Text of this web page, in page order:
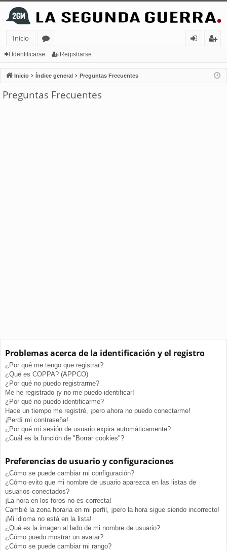
Inicio
or
os
nt
ifi
ist
ra
Identificarse Registrarse
Inicio Índice general Preguntas Frecuentes
Preguntas Frecuentes
Problemas acerca de la identificación y el registro
¿Por qué me tengo que registrar?
¿Qué es COPPA? (APPCO)
¿Por qué no puedo registrarme?
Me he registrado ¡y no me puedo identificar!
¿Por qué no puedo identificarme?
Hace un tiempo me registré, ¡pero ahora no puedo conectarme!
¡Perdí mi contraseña!
¿Por qué mi sesión de usuario expira automáticamente?
¿Cuál es la función de "Borrar cookies"?
Preferencias de usuario y configuraciones
¿Cómo se puede cambiar mi configuración?
¿Cómo evito que mi nombre de usuario aparezca en las listas de
usuarios conectados?
¡La hora en los foros no es correcta!
Cambié la zona horaria en mi perfil, ¡pero la hora sigue siendo incorrecto!
¡Mi idioma no está en la lista!
¿Qué es la imagen al lado de mi nombre de usuario?
¿Cómo puedo mostrar un avatar?
¿Cómo se puede cambiar mi rango?